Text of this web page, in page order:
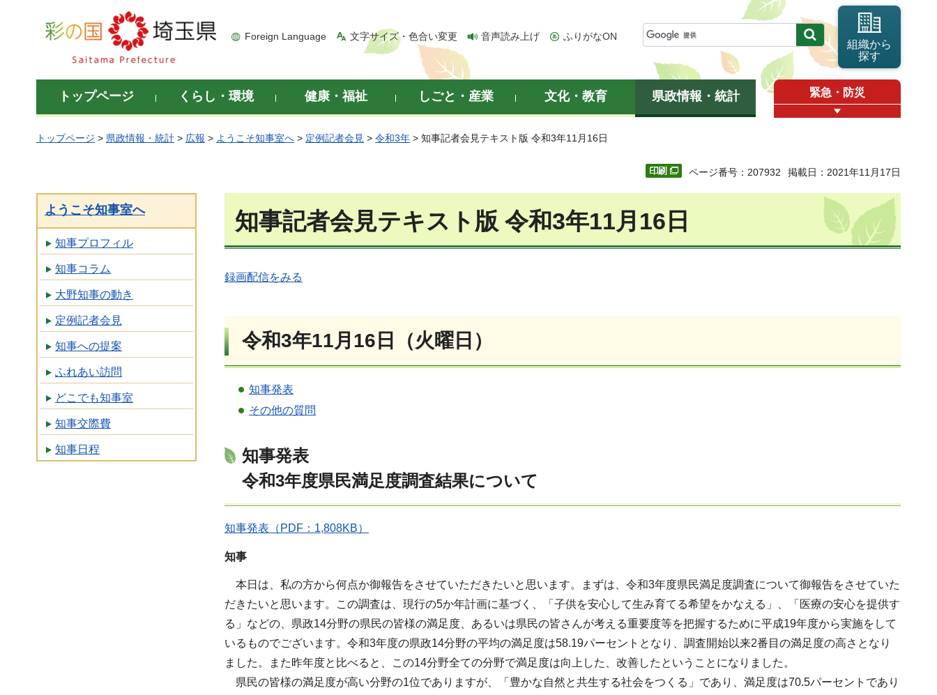
彩の国 埼玉県
Foreign Language 文字サイズ・色合い変更 音声読み上げ ふりがなON
組織から
探す
トップページ くらし・環境 健康・福祉 しごと・産業 文化・教育 県政情報・統計 緊急・防災
トップページ > 県政情報・統計 > 広報 > ようこそ知事室へ > 定例記者会見 > 令和3年 > 知事記者会見テキスト版 令和3年11月16日
ページ番号：207932 掲載日：2021年11月17日
ようこそ知事室へ
知事プロフィル
知事コラム
大野知事の動き
定例記者会見
知事への提案
ふれあい訪問
どこでも知事室
知事交際費
知事日程
知事記者会見テキスト版 令和3年11月16日
録画配信をみる
令和3年11月16日（火曜日）
知事発表
その他の質問
知事発表
令和3年度県民満足度調査結果について
知事発表（PDF：1,808KB）
知事
本日は、私の方から何点か御報告をさせていただきたいと思います。まずは、令和3年度県民満足度調査について御報告をさせていた
だきたいと思います。この調査は、現行の5か年計画に基づく、「子供を安心して生み育てる希望をかなえる」、「医療の安心を提供す
る」などの、県政14分野の県民の皆様の満足度、あるいは県民の皆さんが考える重要度等を把握するために平成19年度から実施をして
いるものでございます。令和3年度の県政14分野の平均の満足度は58.19パーセントとなり、調査開始以来2番目の満足度の高さとなり
ました。また昨年度と比べると、この14分野全ての分野で満足度は向上した、改善したということになりました。
県民の皆様の満足度が高い分野の1位でありますが、「豊かな自然と共生する社会をつくる」であり、満足度は70.5パーセントであり